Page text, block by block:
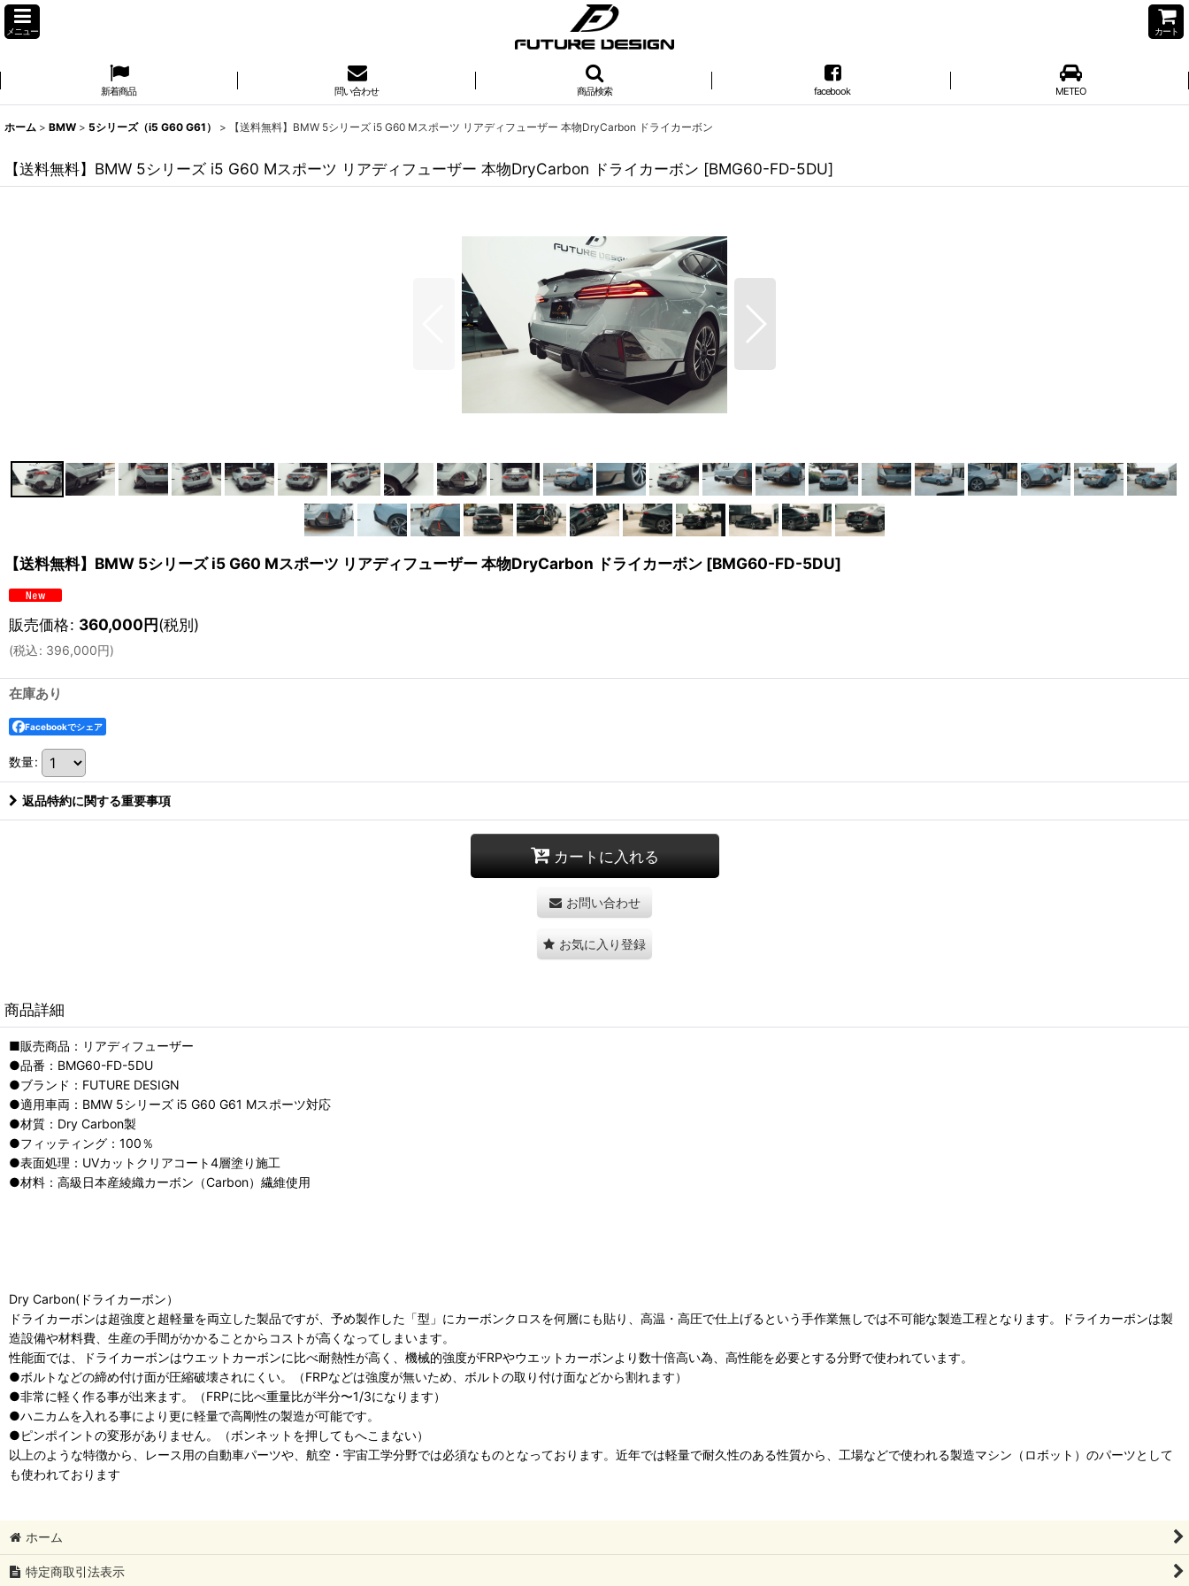
メニュー カート
新着商品 問い合わせ 商品検索 facebook METEO
ホーム > BMW > 5シリーズ（i5 G60 G61） > 【送料無料】BMW 5シリーズ i5 G60 Mスポーツ リアディフューザー 本物DryCarbon ドライカーボン
【送料無料】BMW 5シリーズ i5 G60 Mスポーツ リアディフューザー 本物DryCarbon ドライカーボン [BMG60-FD-5DU]
【送料無料】BMW 5シリーズ i5 G60 Mスポーツ リアディフューザー 本物DryCarbon ドライカーボン [BMG60-FD-5DU]
販売価格: 360,000円(税別)
(税込: 396,000円)
在庫あり
Facebookでシェア
数量:
返品特約に関する重要事項
カートに入れる
お問い合わせ
お気に入り登録
商品詳細
■販売商品：リアディフューザー
●品番：BMG60-FD-5DU
●ブランド：FUTURE DESIGN
●適用車両：BMW 5シリーズ i5 G60 G61 Mスポーツ対応
●材質：Dry Carbon製
●フィッティング：100％
●表面処理：UVカットクリアコート4層塗り施工
●材料：高級日本産綾織カーボン（Carbon）繊維使用
Dry Carbon(ドライカーボン）
ドライカーボンは超強度と超軽量を両立した製品ですが、予め製作した「型」にカーボンクロスを何層にも貼り、高温・高圧で仕上げるという手作業無しでは不可能な製造工程となります。ドライカーボンは製
造設備や材料費、生産の手間がかかることからコストが高くなってしまいます。
性能面では、ドライカーボンはウエットカーボンに比べ耐熱性が高く、機械的強度がFRPやウエットカーボンより数十倍高い為、高性能を必要とする分野で使われています。
●ボルトなどの締め付け面が圧縮破壊されにくい。（FRPなどは強度が無いため、ボルトの取り付け面などから割れます）
●非常に軽く作る事が出来ます。（FRPに比べ重量比が半分〜1/3になります）
●ハニカムを入れる事により更に軽量で高剛性の製造が可能です。
●ピンポイントの変形がありません。（ボンネットを押してもへこまない）
以上のような特徴から、レース用の自動車パーツや、航空・宇宙工学分野では必須なものとなっております。近年では軽量で耐久性のある性質から、工場などで使われる製造マシン（ロボット）のパーツとして
も使われております
ホーム
特定商取引法表示